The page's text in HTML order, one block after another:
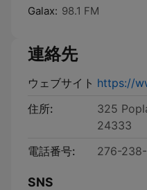
Galax: 98.1 FM
連絡先
ウェブサイト https://
住所:
325
24333
電話番号:
276-
SNS